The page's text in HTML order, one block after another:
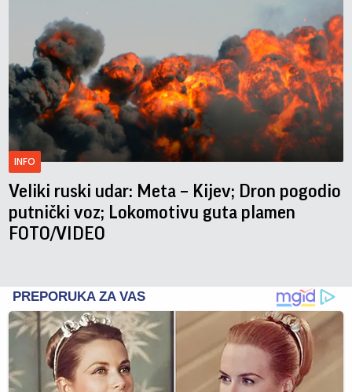
INFO
Veliki ruski udar: Meta – Kijev; Dron pogodio
putnički voz; Lokomotivu guta plamen
FOTO/VIDEO